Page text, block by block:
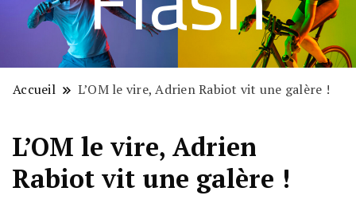
Accueil L’OM le vire, Adrien Rabiot vit une galère !
L’OM le vire, Adrien
Rabiot vit une galère !